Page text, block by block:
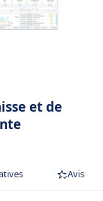
et de
Avis